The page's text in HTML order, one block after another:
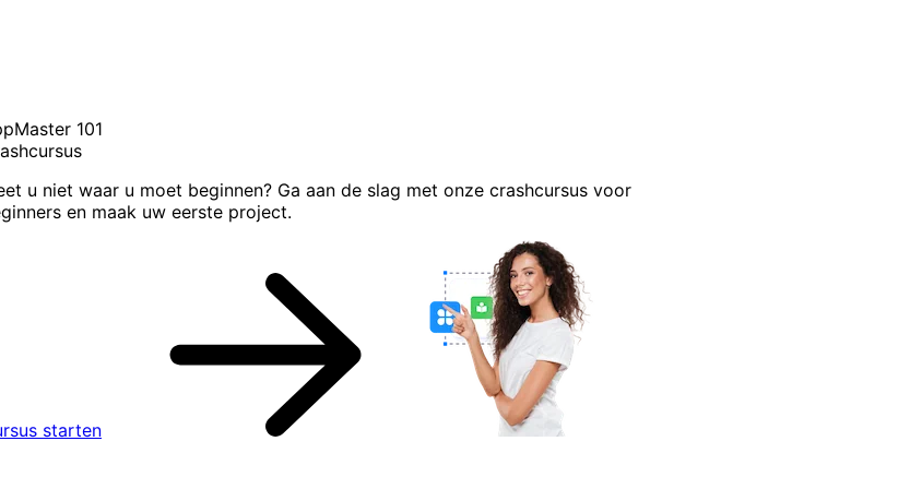
101
u niet waar u moet beginnen? Ga aan de slag met onze crashcursus voor
en maak uw eerste project.
starten